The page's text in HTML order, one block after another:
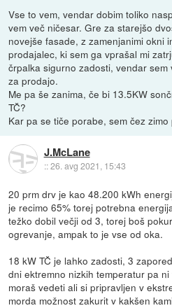
Vse to vem, vendar dobim toliko
vem več ničesar. Gre za starejšo
novejše fasade, z zamenjanimi okni
prodajalec, ki sem ga vprašal mi
črpalka sigurno zadosti, vendar sem
za prodajo.
Me pa še zanima, če bi 13.5KW
TČ?
Kar pa se tiče porabe, sem čez
J.McLane
::26. avg 2021, 15:43
20 prm drv je kao 48.200 kWh
je recimo 65% torej potrebna
težko dobil večji od 3, torej boš
ogrevanje, ampak to je vse od oka.
18 kW TČ je lahko zadosti, 3
dni ektremno nizkih temperatur pa
moraš vedeti ali si pripravljen v
morda možnost zakurit v kakšen